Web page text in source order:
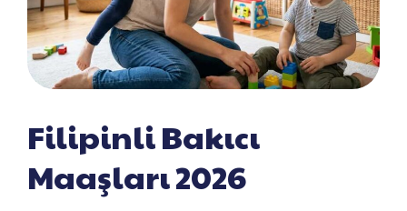
Filipinli Bakıcı
Maaşları 2026